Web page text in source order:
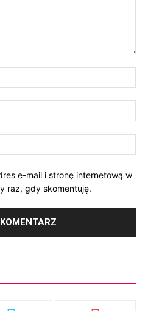
e-mail i stronę internetową w
raz, gdy skomentuję.